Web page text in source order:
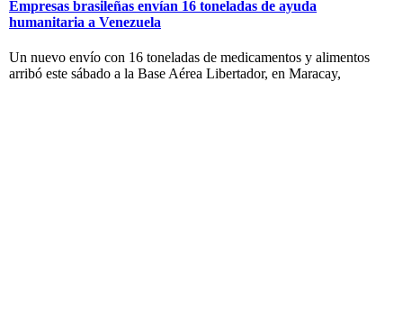
Empresas brasileñas envían 16 toneladas de ayuda
humanitaria a Venezuela
Un nuevo envío con 16 toneladas de medicamentos y alimentos
arribó este sábado a la Base Aérea Libertador, en Maracay,